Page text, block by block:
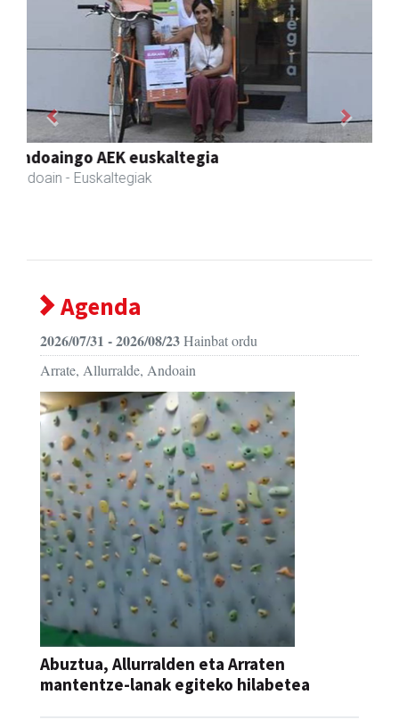
Xixori belar-denda
Andoain - Belar-denda
Previous Next
Agenda
2026/07/31 - 2026/08/23Hainbat ordu
Arrate, Allurralde, Andoain
Abuztua, Allurralden eta Arraten
mantentze-lanak egiteko hilabetea